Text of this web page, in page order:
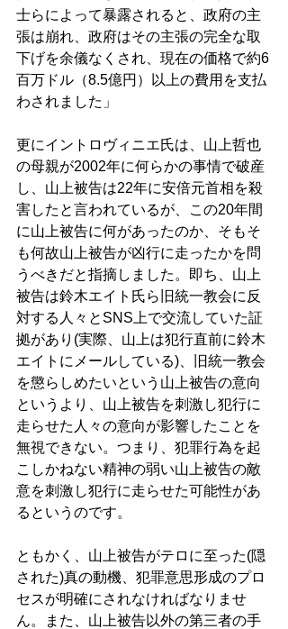
士らによって暴露されると、政府の主
張は崩れ、政府はその主張の完全な取
下げを余儀なくされ、現在の価格で約6
百万ドル（8.5億円）以上の費用を支払
わされました」
更にイントロヴィニエ氏は、山上哲也
の母親が2002年に何らかの事情で破産
し、山上被告は22年に安倍元首相を殺
害したと言われているが、この20年間
に山上被告に何があったのか、そもそ
も何故山上被告が凶行に走ったかを問
うべきだと指摘しました。即ち、山上
被告は鈴木エイト氏ら旧統一教会に反
対する人々とSNS上で交流していた証
拠があり(実際、山上は犯行直前に鈴木
エイトにメールしている)、旧統一教会
を懲らしめたいという山上被告の意向
というより、山上被告を刺激し犯行に
走らせた人々の意向が影響したことを
無視できない。つまり、犯罪行為を起
こしかねない精神の弱い山上被告の敵
意を刺激し犯行に走らせた可能性があ
るというのです。
ともかく、山上被告がテロに至った(隠
された)真の動機、犯罪意思形成のプロ
セスが明確にされなければなりませ
ん。また、山上被告以外の第三者の手